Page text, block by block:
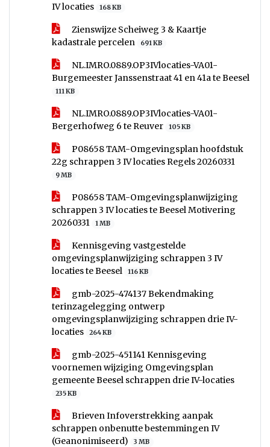
IV locaties
168 KB
Zienswijze Scheiweg 3 & Kaartje
kadastrale percelen
691 KB
NL.IMRO.0889.OP3IVlocaties-VA01-
Burgemeester Janssenstraat 41 en 41a te Beesel
111 KB
NL.IMRO.0889.OP3IVlocaties-VA01-
Bergerhofweg 6 te Reuver
105 KB
P08658 TAM-Omgevingsplan hoofdstuk
22g schrappen 3 IV locaties Regels 20260331
9 MB
P08658 TAM-Omgevingsplanwijziging
schrappen 3 IV locaties te Beesel Motivering
20260331
1 MB
Kennisgeving vastgestelde
omgevingsplanwijziging schrappen 3 IV
locaties te Beesel
116 KB
gmb-2025-474137 Bekendmaking
terinzagelegging ontwerp
omgevingsplanwijziging schrappen drie IV-
locaties
264 KB
gmb-2025-451141 Kennisgeving
voornemen wijziging Omgevingsplan
gemeente Beesel schrappen drie IV-locaties
235 KB
Brieven Infoverstrekking aanpak
schrappen onbenutte bestemmingen IV
(Geanonimiseerd)
3 MB